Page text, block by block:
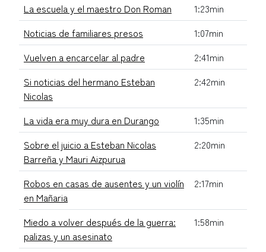
La escuela y el maestro Don Roman
1:23min
Noticias de familiares presos
1:07min
Vuelven a encarcelar al padre
2:41min
Si noticias del hermano Esteban
Nicolas
2:42min
La vida era muy dura en Durango
1:35min
Sobre el juicio a Esteban Nicolas
Barreña y Mauri Aizpurua
2:20min
Robos en casas de ausentes y un violín
en Mañaria
2:17min
Miedo a volver después de la guerra:
palizas y un asesinato
1:58min